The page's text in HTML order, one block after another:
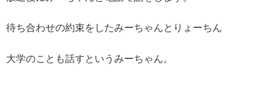
待ち合わせの約束をしたみーちゃんとりょーちん
大学のことも話すというみーちゃん。